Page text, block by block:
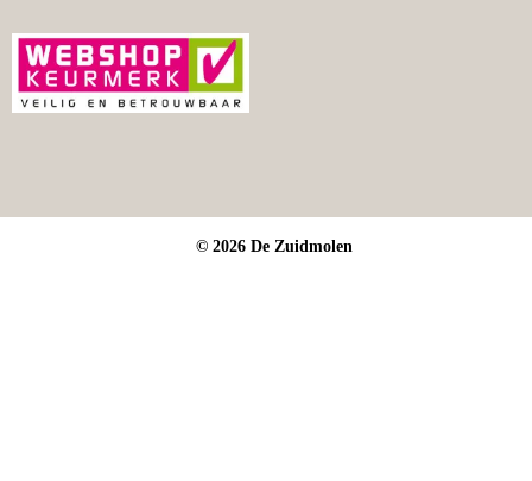
© 2026 De Zuidmolen